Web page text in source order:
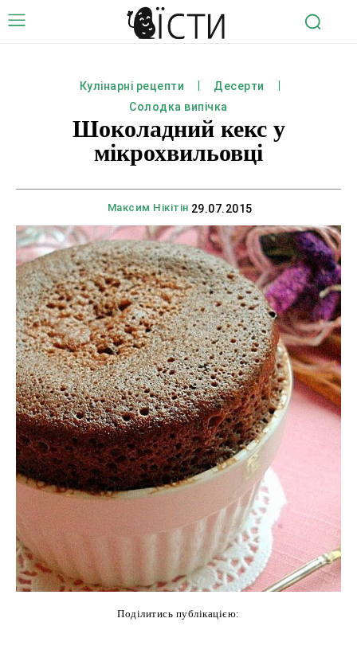
Кулінарні рецепти
Десерти
Солодка випічка
Шоколадний кекс у
мікрохвильовці
Максим Нікітін 29.07.2015
Поділитись публікацією: